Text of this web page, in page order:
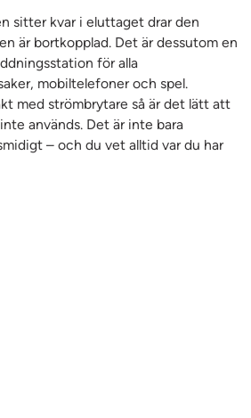
sitter kvar i eluttaget drar den
är bortkopplad. Det är dessutom en
för alla
mobiltelefoner och spel.
med strömbrytare så är det lätt att
används. Det är inte bara
– och du vet alltid var du har